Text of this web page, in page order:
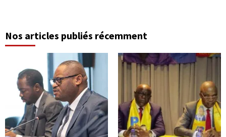
Nos articles publiés récemment